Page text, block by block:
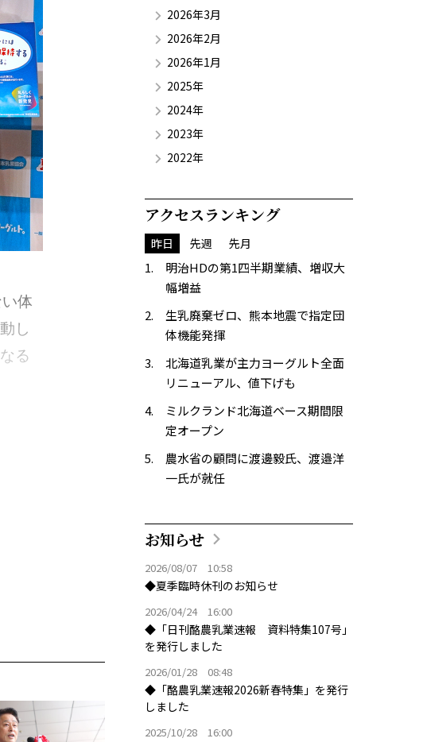
体
し
る
2026年3月
2026年2月
2026年1月
2025年
2024年
2023年
2022年
アクセスランキング
昨日 先週 先月
明治HDの第1四半期業績、増収大
幅増益
生乳廃棄ゼロ、熊本地震で指定団
体機能発揮
北海道乳業が主力ヨーグルト全面
リニューアル、値下げも
ミルクランド北海道ベース期間限
定オープン
農水省の顧問に渡邊毅氏、渡邉洋
一氏が就任
お知らせ
2026/08/07 10:58
◆夏季臨時休刊のお知らせ
2026/04/24 16:00
◆「日刊酪農乳業速報 資料特集107号」
を発行しました
2026/01/28 08:48
◆「酪農乳業速報2026新春特集」を発行
しました
2025/10/28 16:00